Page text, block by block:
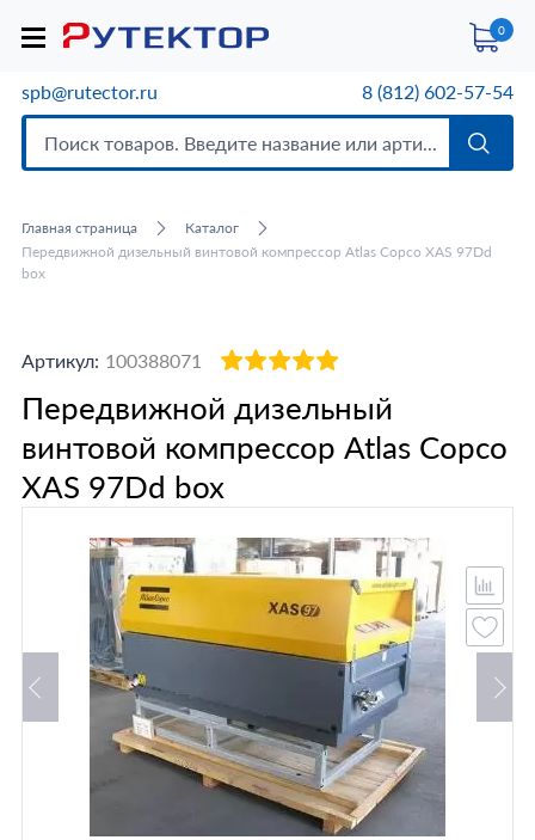
0
spb@rutector.ru 8 (812) 602-57-54
Главная страница
Каталог
Передвижной дизельный винтовой компрессор Atlas Copco XAS 97Dd
box
Артикул: 100388071
Передвижной дизельный
винтовой компрессор Atlas Copco
XAS 97Dd box